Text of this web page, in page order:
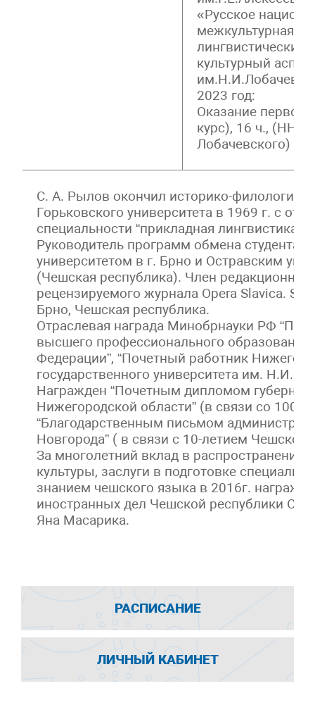
«Русское
межкультурная
лингвистический
культурный
2023 год:
Оказание
курс), 16 ч.,
Лобачевского)
С. А. Рылов окончил историко-
Горьковского университета в 1969 г. с
специальности “прикладная лингвистика”.
Руководитель программ обмена
университетом в г. Брно и Остравским
(Чешская республика). Член
рецензируемого журнала Opera Slavica.
Брно, Чешская республика.
Отраслевая награда Минобрнауки РФ
высшего профессионального образования
Федерации”, “Почетный работник
государственного университета им. Н.И.
Награжден “Почетным дипломом
Нижегородской области” (в связи со 100-
“Благодарственным письмом
Новгорода” ( в связи с 10-летием
За многолетний вклад в распространение
культуры, заслуги в подготовке
знанием чешского языка в 2016г.
иностранных дел Чешской республики
Яна Масарика.
РАСПИСАНИЕ
ЛИЧНЫЙ КАБИНЕТ